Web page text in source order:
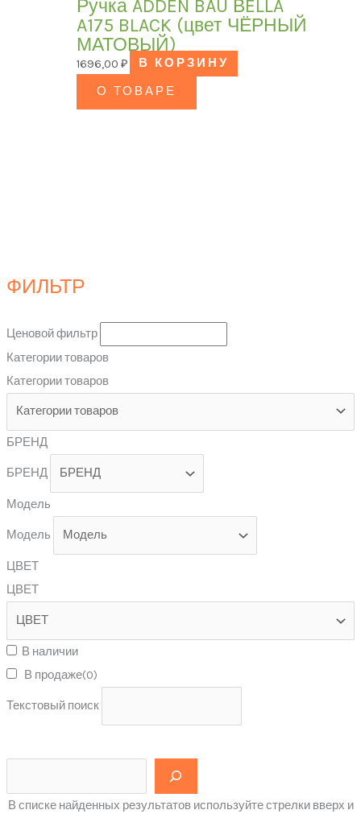
ФИЛЬТР
Ценовой фильтр
Категории товаров
Категории товаров
БРЕНД
БРЕНД
Модель
Модель
ЦВЕТ
ЦВЕТ
В наличии
В продаже(0)
Текстовый поиск
В списке найденных результатов используйте стрелки вверх и
Ручка ADDEN BAU ВELLA
A175 BLACK (цвет ЧЁРНЫЙ
МАТОВЫЙ)
1696,00₽
В КОРЗИНУ
О ТОВАРЕ